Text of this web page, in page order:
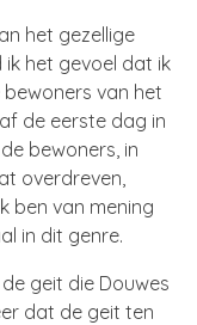
het gezellige
het gevoel dat ik
van het
de eerste dag in
bewoners, in
overdreven,
ben van mening
in dit genre.
geit die Douwes
dat de geit ten